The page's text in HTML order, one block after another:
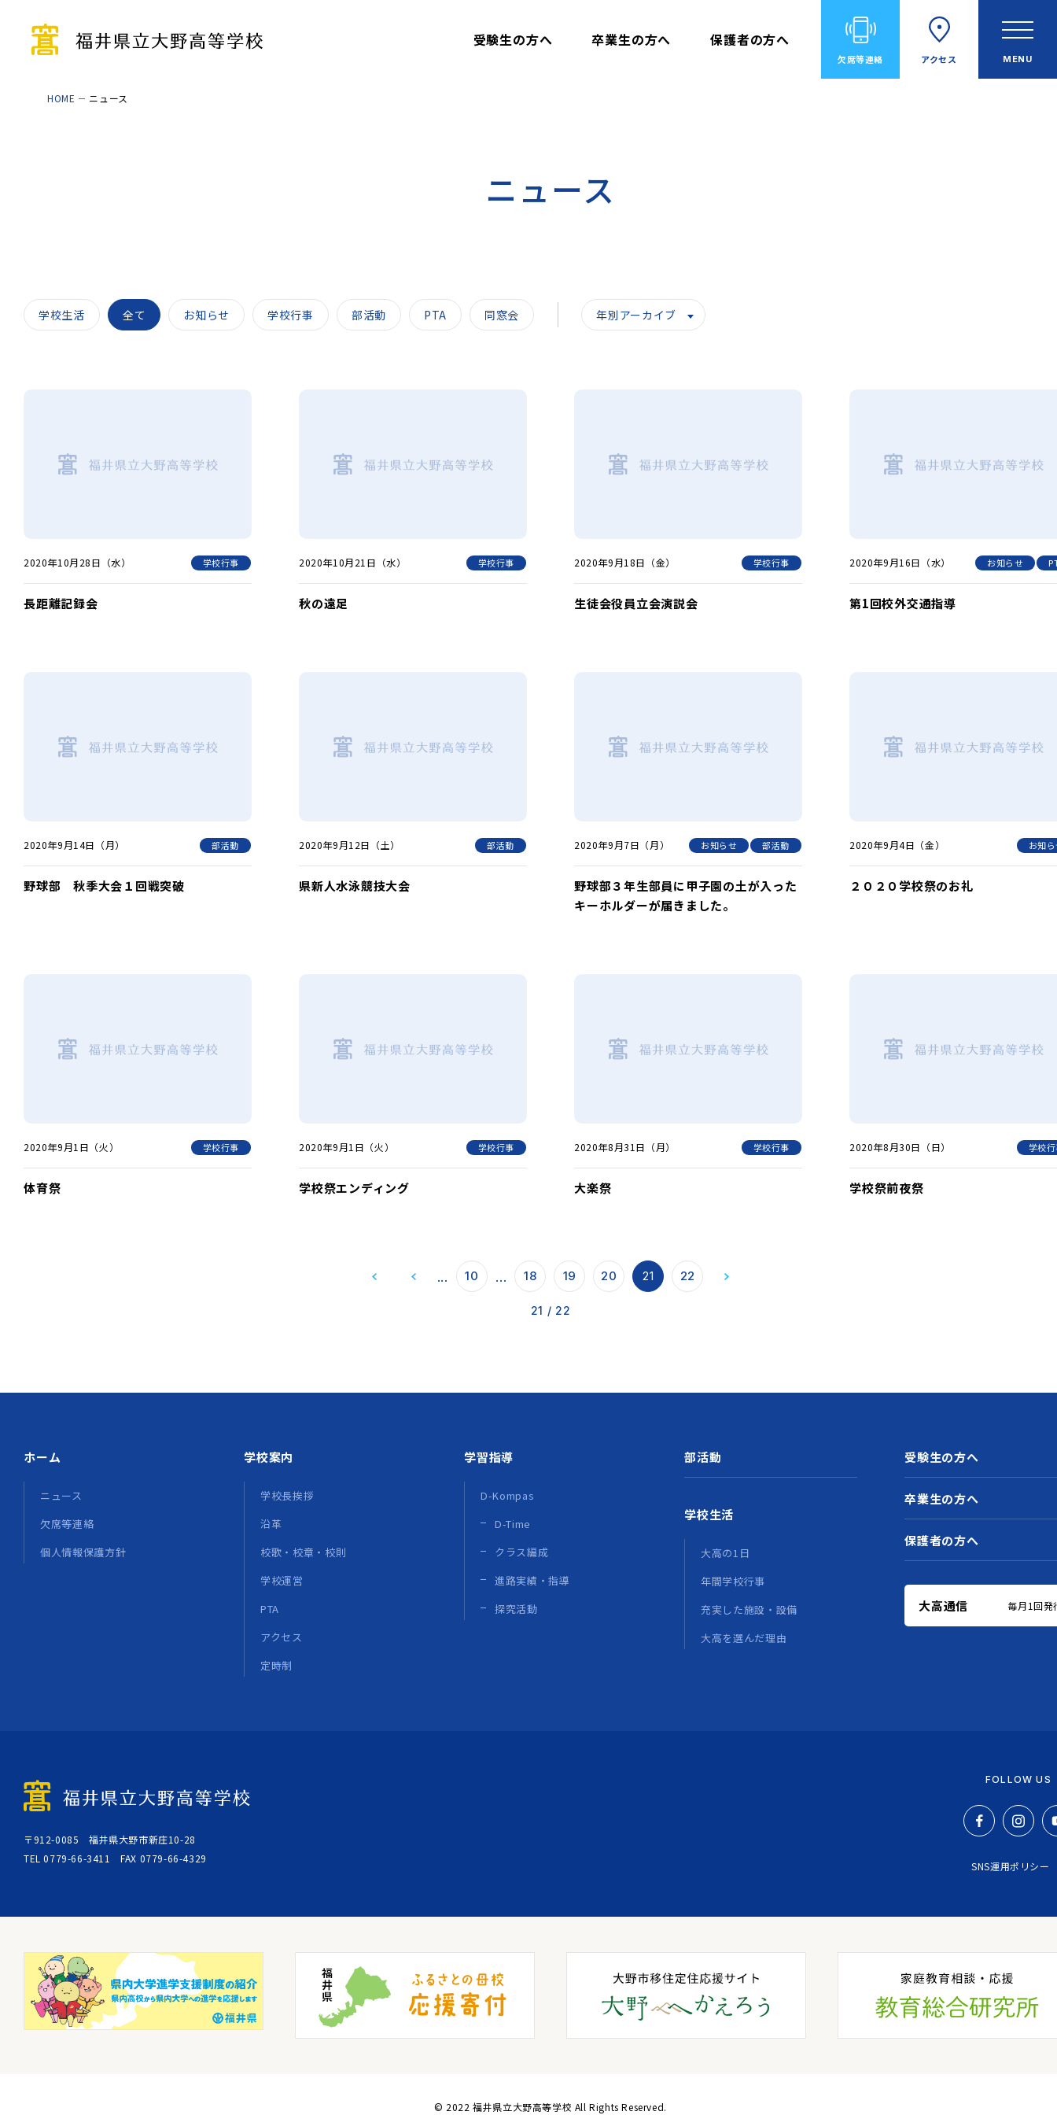
受験生の方へ 卒業生の方へ 保護者の方へ
欠席等連絡 アクセス MENU
HOME ニュース
ニュース
学校生活 全て お知らせ 学校行事 部活動 PTA 同窓会
2020年10月28日（水） 学校行事
長距離記録会
2020年10月21日（水） 学校行事
秋の遠足
2020年9月18日（金） 学校行事
生徒会役員立会演説会
2020年9月16日（水） お知らせ
第1回校外交通指導
2020年9月14日（月） 部活動
野球部 秋季大会１回戦突破
2020年9月12日（土） 部活動
県新人水泳競技大会
2020年9月7日（月） お知らせ 部活動
野球部３年生部員に甲子園の土が入った
キーホルダーが届きました。
2020年9月4日（金） お知
２０２０学校祭のお礼
2020年9月1日（火） 学校行事
体育祭
2020年9月1日（火） 学校行事
学校祭エンディング
2020年8月31日（月） 学校行事
大楽祭
2020年8月30日（日） 学校
学校祭前夜祭
21 / 22
... 10 ... 18 19 20 21 22
ホーム
ニュース
欠席等連絡
個人情報保護方針
学校案内
学校長挨拶
沿革
校歌・校章・校則
学校運営
PTA
アクセス
定時制
学習指導
D-Kompas
D-Time
クラス編成
進路実績・指導
探究活動
部活動
学校生活
大高の1日
年間学校行事
充実した施設・設備
大高を選んだ理由
受験生の方へ
卒業生の方へ
保護者の方へ
大高通信 毎月1回発
〒912-0085 福井県大野市新庄10-28
TEL 0779-66-3411 FAX 0779-66-4329
FOLLOW US
SNS運用ポリシー
© 2022 福井県立大野高等学校 All Rights Reserved.